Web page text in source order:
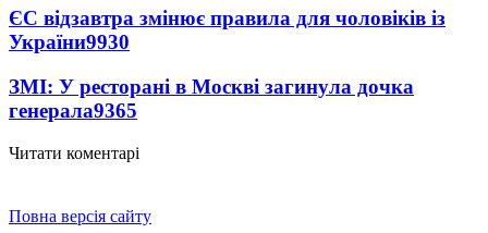
ЄС відзавтра змінює правила для чоловіків із
України9930
ЗМІ: У ресторані в Москві загинула дочка
генерала9365
Читати коментарі
Повна версія сайту